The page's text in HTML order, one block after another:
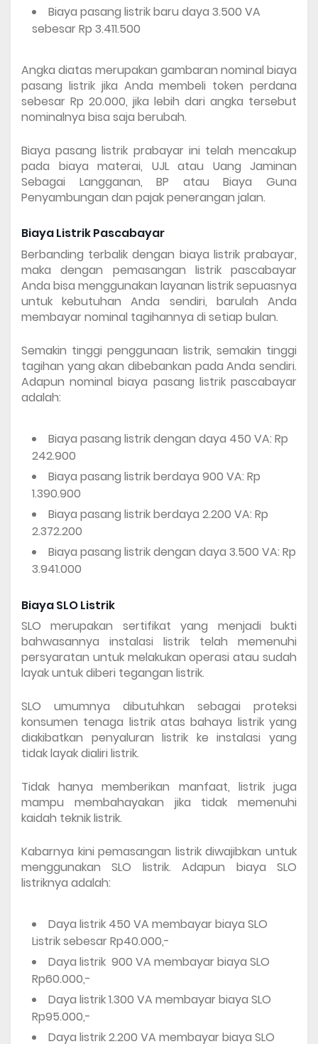
Biaya pasang listrik baru daya 3.500 VA
sebesar Rp 3.411.500
Angka diatas merupakan gambaran nominal biaya
pasang listrik jika Anda membeli token perdana
sebesar Rp 20.000, jika lebih dari angka tersebut
nominalnya bisa saja berubah.
Biaya pasang listrik prabayar ini telah mencakup
pada biaya materai, UJL atau Uang Jaminan
Sebagai Langganan, BP atau Biaya Guna
Penyambungan dan pajak penerangan jalan.
Biaya Listrik Pascabayar
Berbanding terbalik dengan biaya listrik prabayar,
maka dengan pemasangan listrik pascabayar
Anda bisa menggunakan layanan listrik sepuasnya
untuk kebutuhan Anda sendiri, barulah Anda
membayar nominal tagihannya di setiap bulan.
Semakin tinggi penggunaan listrik, semakin tinggi
tagihan yang akan dibebankan pada Anda sendiri.
Adapun nominal biaya pasang listrik pascabayar
adalah:
Biaya pasang listrik dengan daya 450 VA: Rp
242.900
Biaya pasang listrik berdaya 900 VA: Rp
1.390.900
Biaya pasang listrik berdaya 2.200 VA: Rp
2.372.200
Biaya pasang listrik dengan daya 3.500 VA: Rp
3.941.000
Biaya SLO Listrik
SLO merupakan sertifikat yang menjadi bukti
bahwasannya instalasi listrik telah memenuhi
persyaratan untuk melakukan operasi atau sudah
layak untuk diberi tegangan listrik.
SLO umumnya dibutuhkan sebagai proteksi
konsumen tenaga listrik atas bahaya listrik yang
diakibatkan penyaluran listrik ke instalasi yang
tidak layak dialiri listrik.
Tidak hanya memberikan manfaat, listrik juga
mampu membahayakan jika tidak memenuhi
kaidah teknik listrik.
Kabarnya kini pemasangan listrik diwajibkan untuk
menggunakan SLO listrik. Adapun biaya SLO
listriknya adalah:
Daya listrik 450 VA membayar biaya SLO
Listrik sebesar Rp40.000,-
Daya listrik  900 VA membayar biaya SLO
Rp60.000,-
Daya listrik 1.300 VA membayar biaya SLO
Rp95.000,-
Daya listrik 2.200 VA membayar biaya SLO